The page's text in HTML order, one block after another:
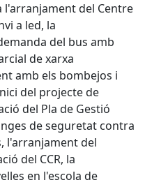
l'arranjament del Centre
a led, la
del bus amb
de xarxa
amb els bombejos i
del projecte de
del Pla de Gestió
de seguretat contra
l'arranjament del
del CCR, la
en l'escola de